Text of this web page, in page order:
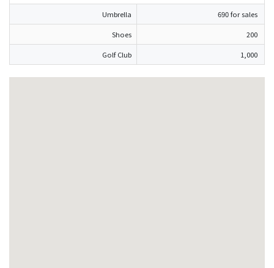
Umbrella 690 for sales
Shoes 200
Golf Club 1,000